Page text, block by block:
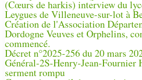
(Cœurs de harkis) interview du
Leygues de Villeneuve-sur-lot à
Création de l'Association
Dordogne Veuves et Orphelins,
commencé.
Décret n°2025-256 du 20 mars
Général-2S-Henry-Jean-Fournier
serment rompu